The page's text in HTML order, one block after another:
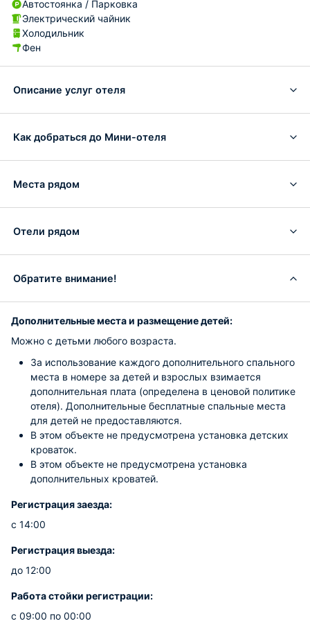
Автостоянка / Парковка
Электрический чайник
Холодильник
Фен
Описание услуг отеля
Как добраться до Мини-отеля
Места рядом
Отели рядом
Обратите внимание!
Дополнительные места и размещение детей:
Можно с детьми любого возраста.
За использование каждого дополнительного спального
места в номере за детей и взрослых взимается
дополнительная плата (определена в ценовой политике
отеля). Дополнительные бесплатные спальные места
для детей не предоставляются.
В этом объекте не предусмотрена установка детских
кроваток.
В этом объекте не предусмотрена установка
дополнительных кроватей.
Регистрация заезда:
с 14:00
Регистрация выезда:
до 12:00
Работа стойки регистрации:
с 09:00 по 00:00